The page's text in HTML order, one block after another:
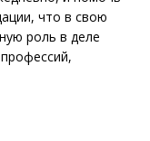
что в свою
роль в деле